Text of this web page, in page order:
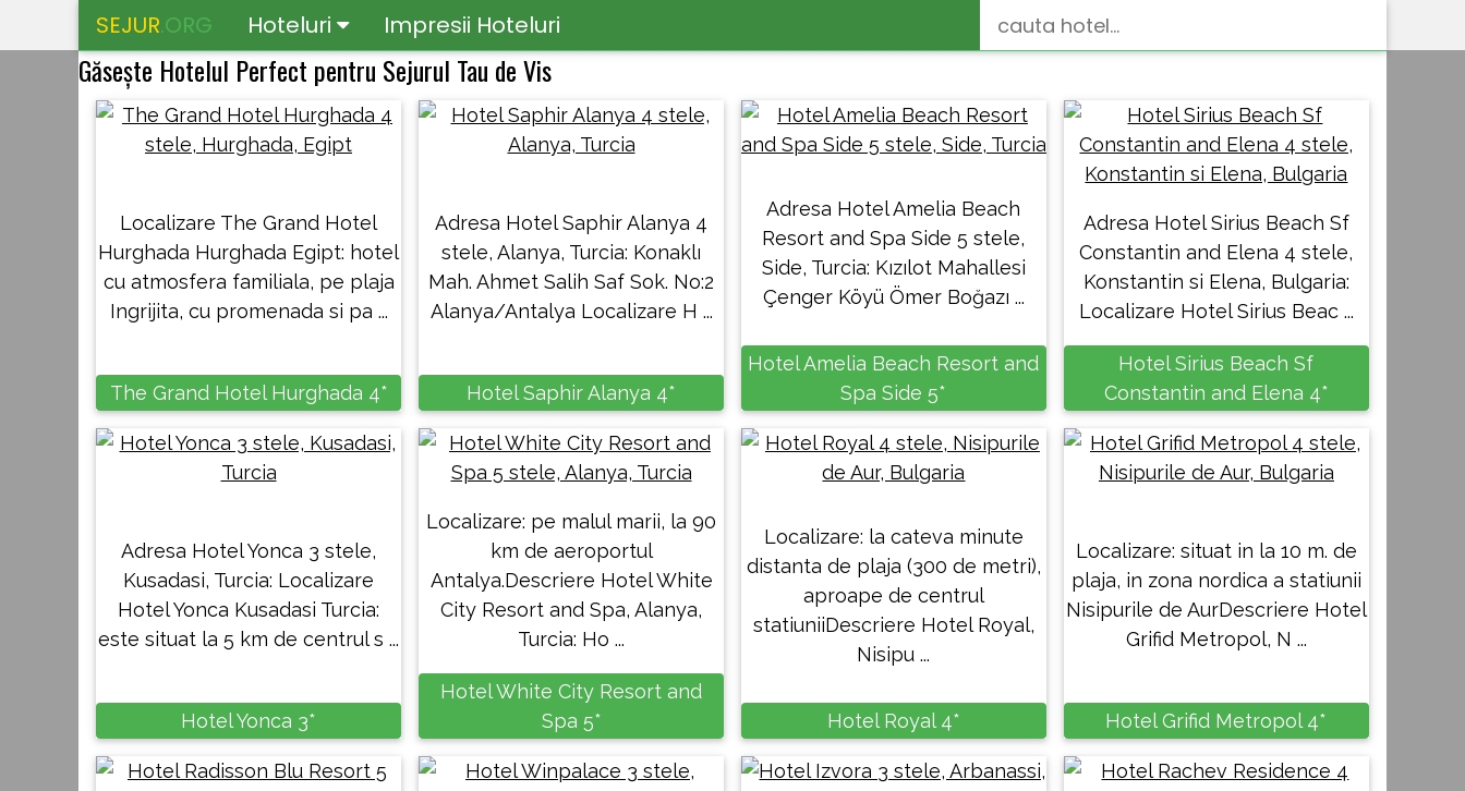
SEJUR.ORG Hoteluri Impresii Hoteluri
Găsește Hotelul Perfect pentru Sejurul Tau de Vis
Localizare The Grand Hotel
Hurghada Hurghada Egipt: hotel
cu atmosfera familiala, pe plaja
Ingrijita, cu promenada si pa ...
The Grand Hotel Hurghada 4*
Adresa Hotel Saphir Alanya 4
stele, Alanya, Turcia: Konaklı
Mah. Ahmet Salih Saf Sok. No:2
Alanya/Antalya Localizare H ...
Hotel Saphir Alanya 4*
Adresa Hotel Amelia Beach
Resort and Spa Side 5 stele,
Side, Turcia: Kızılot Mahallesi
Çenger Köyü Ömer Boğazı ...
Hotel Amelia Beach Resort and
Spa Side 5*
Adresa Hotel Sirius Beach Sf
Constantin and Elena 4 stele,
Konstantin si Elena, Bulgaria:
Localizare Hotel Sirius Beac ...
Hotel Sirius Beach Sf
Constantin and Elena 4*
Adresa Hotel Yonca 3 stele,
Kusadasi, Turcia: Localizare
Hotel Yonca Kusadasi Turcia:
este situat la 5 km de centrul s ...
Hotel Yonca 3*
Localizare: pe malul marii, la 90
km de aeroportul
Antalya.Descriere Hotel White
City Resort and Spa, Alanya,
Turcia: Ho ...
Hotel White City Resort and
Spa 5*
Localizare: la cateva minute
distanta de plaja (300 de metri),
aproape de centrul
statiuniiDescriere Hotel Royal,
Nisipu ...
Hotel Royal 4*
Localizare: situat in la 10 m. de
plaja, in zona nordica a statiunii
Nisipurile de AurDescriere Hotel
Grifid Metropol, N ...
Hotel Grifid Metropol 4*